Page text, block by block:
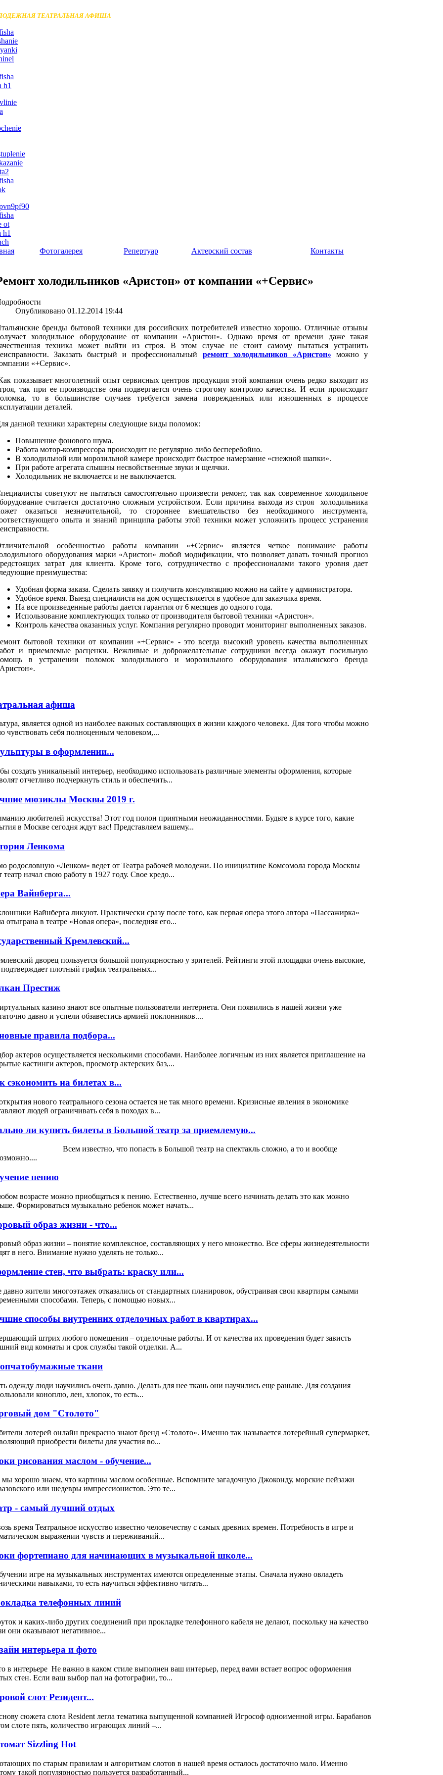
ТЕАТРАЛЬНАЯ АФИША
Фотогалерея Репертуар Актерский состав Контакты
холодильников «Аристон» от компании «+Сервис»
Опубликовано 01.12.2014 19:44
бренды бытовой техники для российских потребителей известно хорошо. Отличные отзывы
холодильное оборудование от компании «Аристон». Однако время от времени даже такая
техника может выйти из строя. В этом случае не стоит самому пытаться устранить
Заказать быстрый и профессиональный ремонт холодильников «Аристон» можно у
«+Сервис».
показывает многолетний опыт сервисных центров продукция этой компании очень редко выходит из
так при ее производстве она подвергается очень строгому контролю качества. И если происходит
то в большинстве случаев требуется замена поврежденных или изношенных в процессе
деталей.
данной техники характерны следующие виды поломок:
Повышение фонового шума.
Работа мотор-компрессора происходит не регулярно либо бесперебойно.
В холодильной или морозильной камере происходит быстрое намерзание «снежной шапки».
При работе агрегата слышны несвойственные звуки и щелчки.
Холодильник не включается и не выключается.
советуют не пытаться самостоятельно произвести ремонт, так как современное холодильное
считается достаточно сложным устройством. Если причина выхода из строя холодильника
оказаться незначительной, то стороннее вмешательство без необходимого инструмента,
опыта и знаний принципа работы этой техники может усложнить процесс устранения
особенностью работы компании «+Сервис» является четкое понимание работы
оборудования марки «Аристон» любой модификации, что позволяет давать точный прогноз
затрат для клиента. Кроме того, сотрудничество с профессионалами такого уровня дает
преимущества:
Удобная форма заказа. Сделать заявку и получить консультацию можно на сайте у администратора.
Удобное время. Выезд специалиста на дом осуществляется в удобное для заказчика время.
На все произведенные работы дается гарантия от 6 месяцев до одного года.
Использование комплектующих только от производителя бытовой техники «Аристон».
Контроль качества оказанных услуг. Компания регулярно проводит мониторинг выполненных заказов.
бытовой техники от компании «+Сервис» - это всегда высокий уровень качества выполненных
и приемлемые расценки. Вежливые и доброжелательные сотрудники всегда окажут посильную
в устранении поломок холодильного и морозильного оборудования итальянского бренда
афиша
является одной из наиболее важных составляющих в жизни каждого человека. Для того чтобы можно
чувствовать себя полноценным человеком,...
в оформлении...
создать уникальный интерьер, необходимо использовать различные элементы оформления, которые
отчетливо подчеркнуть стиль и обеспечить...
мюзиклы Москвы 2019 г.
любителей искусства! Этот год полон приятными неожиданностями. Будьте в курсе того, какие
в Москве сегодня ждут вас! Представляем вашему...
Ленкома
родословную «Ленком» ведет от Театра рабочей молодежи. По инициативе Комсомола города Москвы
театр начал свою работу в 1927 году. Свое кредо...
Вайнберга...
Вайнберга ликуют. Практически сразу после того, как первая опера этого автора «Пассажирка»
отыграна в театре «Новая опера», последняя его...
Кремлевский...
дворец пользуется большой популярностью у зрителей. Рейтинги этой площадки очень высокие,
плотный график театральных...
Престиж
казино знают все опытные пользователи интернета. Они появились в нашей жизни уже
давно и успели обзавестись армией поклонников....
правила подбора...
актеров осуществляется несколькими способами. Наиболее логичным из них является приглашение на
кастинги актеров, просмотр актерских баз,...
сэкономить на билетах в...
нового театрального сезона остается не так много времени. Кризисные явления в экономике
людей ограничивать себя в походах в...
ли купить билеты в Большой театр за приемлемую...
известно, что попасть в Большой театр на спектакль сложно, а то и вообще
пению
возрасте можно приобщаться к пению. Естественно, лучше всего начинать делать это как можно
Формироваться музыкально ребенок может начать...
образ жизни - что...
образ жизни – понятие комплексное, составляющих у него множество. Все сферы жизнедеятельности
в него. Внимание нужно уделять не только...
стен, что выбрать: краску или...
давно жители многоэтажек отказались от стандартных планировок, обустраивая свои квартиры самыми
способами. Теперь, с помощью новых...
способы внутренних отделочных работ в квартирах...
штрих любого помещения – отделочные работы. И от качества их проведения будет зависть
вид комнаты и срок службы такой отделки. А...
ткани
одежду люди научились очень давно. Делать для нее ткань они научились еще раньше. Для создания
коноплю, лен, хлопок, то есть...
дом "Столото"
лотерей онлайн прекрасно знают бренд «Столото». Именно так называется лотерейный супермаркет,
приобрести билеты для участия во...
рисования маслом - обучение...
мы хорошо знаем, что картины маслом особенные. Вспомните загадочную Джоконду, морские пейзажи
или шедевры импрессионистов. Это те...
- самый лучший отдых
время Театральное искусство известно человечеству с самых древних времен. Потребность в игре и
выражении чувств и переживаний...
фортепиано для начинающих в музыкальной школе...
игре на музыкальных инструментах имеются определенные этапы. Сначала нужно овладеть
навыками, то есть научиться эффективно читать...
телефонных линий
и каких-либо других соединений при прокладке телефонного кабеля не делают, поскольку на качество
они оказывают негативное...
интерьера и фото
в интерьере Не важно в каком стиле выполнен ваш интерьер, перед вами встает вопрос оформления
стен. Если ваш выбор пал на фотографии, то...
слот Резидент...
сюжета слота Resident легла тематика выпущенной компанией Игрософ одноименной игры. Барабанов
слоте пять, количество играющих линий –...
Sizzling Hot
по старым правилам и алгоритмам слотов в нашей время осталось достаточно мало. Именно
такой популярностью пользуется разработанный...